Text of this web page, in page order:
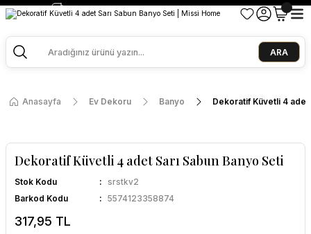
2500 TL ve Üzeri Alışverişlerde Kargo Bedava!
ARA
Anasayfa Ev Dekoru Banyo Dekoratif Küvetli 4 adet
Dekoratif Küvetli 4 adet Sarı Sabun Banyo Seti
Stok Kodu
srstkv2
Barkod Kodu
5574123358874
317,95 TL